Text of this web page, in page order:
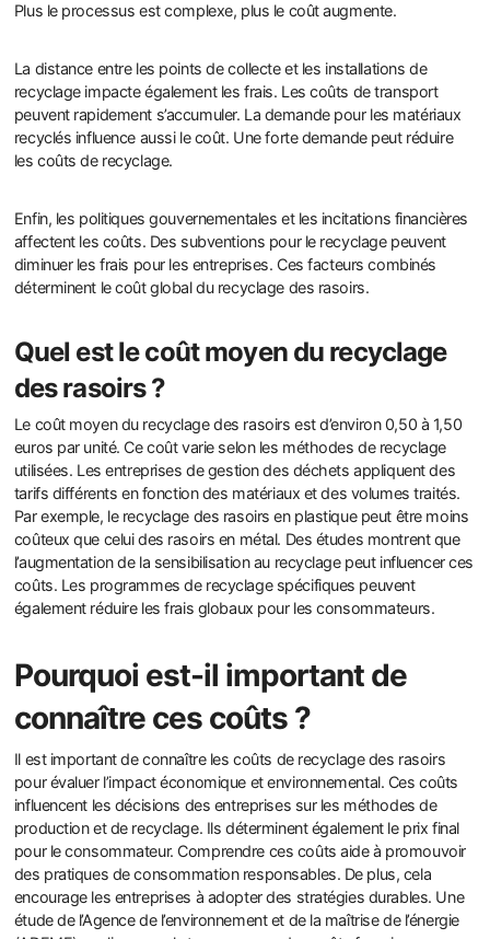
Plus le processus est complexe, plus le coût augmente.
La distance entre les points de collecte et les installations de
recyclage impacte également les frais. Les coûts de transport
peuvent rapidement s’accumuler. La demande pour les matériaux
recyclés influence aussi le coût. Une forte demande peut réduire
les coûts de recyclage.
Enfin, les politiques gouvernementales et les incitations financières
affectent les coûts. Des subventions pour le recyclage peuvent
diminuer les frais pour les entreprises. Ces facteurs combinés
déterminent le coût global du recyclage des rasoirs.
Quel est le coût moyen du recyclage
des rasoirs ?
Le coût moyen du recyclage des rasoirs est d’environ 0,50 à 1,50
euros par unité. Ce coût varie selon les méthodes de recyclage
utilisées. Les entreprises de gestion des déchets appliquent des
tarifs différents en fonction des matériaux et des volumes traités.
Par exemple, le recyclage des rasoirs en plastique peut être moins
coûteux que celui des rasoirs en métal. Des études montrent que
l’augmentation de la sensibilisation au recyclage peut influencer ces
coûts. Les programmes de recyclage spécifiques peuvent
également réduire les frais globaux pour les consommateurs.
Pourquoi est-il important de
connaître ces coûts ?
Il est important de connaître les coûts de recyclage des rasoirs
pour évaluer l’impact économique et environnemental. Ces coûts
influencent les décisions des entreprises sur les méthodes de
production et de recyclage. Ils déterminent également le prix final
pour le consommateur. Comprendre ces coûts aide à promouvoir
des pratiques de consommation responsables. De plus, cela
encourage les entreprises à adopter des stratégies durables. Une
étude de l’Agence de l’environnement et de la maîtrise de l’énergie